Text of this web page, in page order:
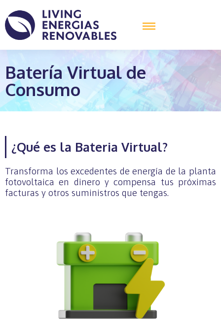
Batería Virtual de
Consumo
¿Qué es la Bateria Virtual?
Transforma los excedentes de energía de la planta
fotovoltaica en dinero y compensa tus próximas
facturas y otros suministros que tengas.